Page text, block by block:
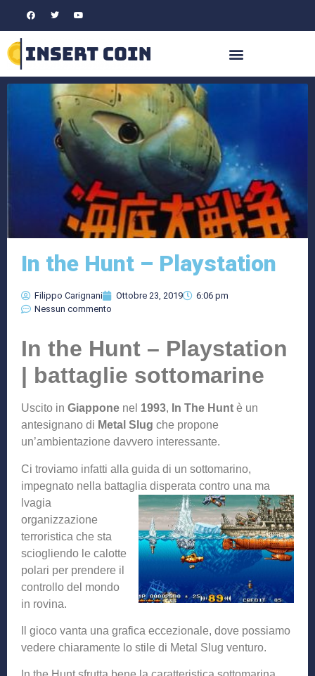
In the Hunt – Playstation
Filippo Carignani Ottobre 23, 2019
6:06 pm
Nessun commento
In the Hunt – Playstation
| battaglie sottomarine
Uscito in Giappone nel 1993, In The Hunt è un
antesignano di Metal Slug che propone
un’ambientazione davvero interessante.
Ci troviamo infatti alla guida di un sottomarino,
impegnato nella battaglia disperata contro una ma
lvagia
organizzazione
terroristica che sta
sciogliendo le calotte
polari per prendere il
controllo del mondo
in rovina.
Il gioco vanta una grafica eccezionale, dove possiamo
vedere chiaramente lo stile di Metal Slug venturo.